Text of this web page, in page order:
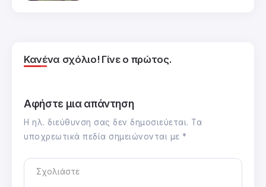
Κανένα σχόλιο! Γίνε ο πρώτος.
Αφήστε μια απάντηση
Η ηλ. διεύθυνση σας δεν δημοσιεύεται. Τα
υποχρεωτικά πεδία σημειώνονται με *